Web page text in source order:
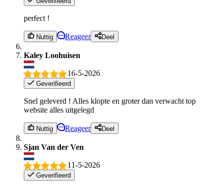
perfect !
Nuttig Reageer Deel
Kaley Loohuisen
16-5-2026
Geverifieerd
Snel geleverd ! Alles klopte en groter dan verwacht top
website alles uitgelegd
Nuttig Reageer Deel
Sjan Van der Ven
11-5-2026
Geverifieerd